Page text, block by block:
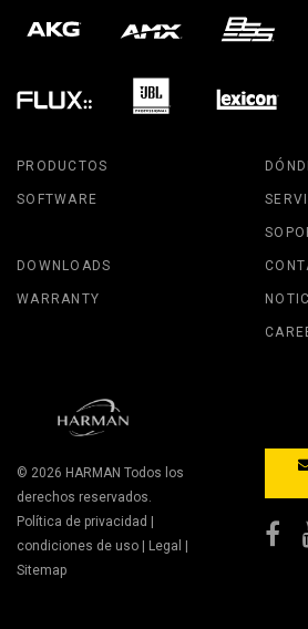
PRODUCTOS
SOFTWARE
DOWNLOADS
WARRANTY
© 2026 HARMAN Todos los
derechos reservados.
Política de privacidad |
condiciones de uso | Legal |
Sitemap